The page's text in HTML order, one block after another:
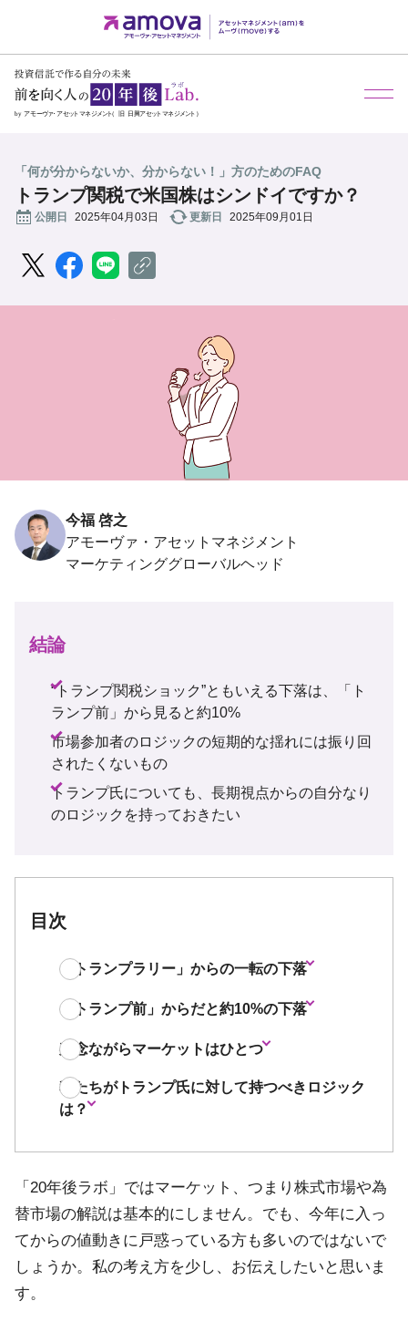
「何が分からないか、分からない！」方のためのFAQ
トランプ関税で米国株はシンドイですか？
公開日 2025年04月03日 更新日 2025年09月01日
今福 啓之
アモーヴァ・アセットマネジメント
結論
“トランプ関税ショック”ともいえる下落は、「ト
ランプ前」から見ると約10%
市場参加者のロジックの短期的な揺れには振り回
されたくないもの
トランプ氏についても、長期視点からの自分なり
のロジックを持っておきたい
目次
「トランプラリー」からの一転の下落
「トランプ前」からだと約10%の下落
残念ながらマーケットはひとつ
私たちがトランプ氏に対して持つべきロジック
は？
「20年後ラボ」ではマーケット、つまり株式市場や為
替市場の解説は基本的にしません。でも、今年に入っ
てからの値動きに戸惑っている方も多いのではないで
しょうか。私の考え方を少し、お伝えしたいと思いま
す。